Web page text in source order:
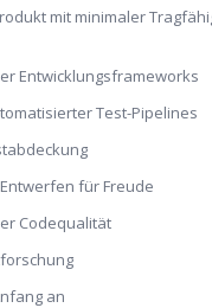
mit minimaler
Entwicklungsframeworks
Test-Pipelines
für Freude
Codequalität
an